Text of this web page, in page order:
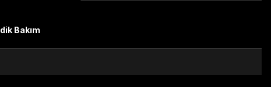
Bakım